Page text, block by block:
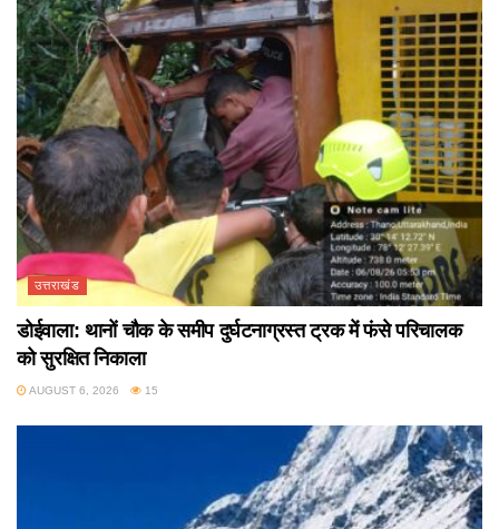
उत्तराखंड
डोईवाला: थानों चौक के समीप दुर्घटनाग्रस्त ट्रक में फंसे परिचालक
को सुरक्षित निकाला
AUGUST 6, 2026 15